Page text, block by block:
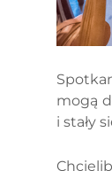
mogą
i stały